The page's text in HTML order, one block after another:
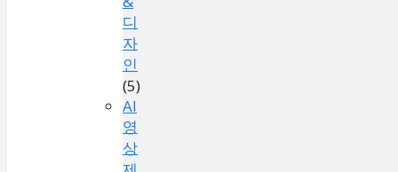
디
자
인
(5)
AI
영
상